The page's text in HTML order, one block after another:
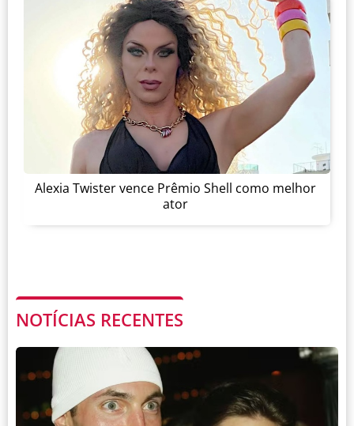
Alexia Twister vence Prêmio Shell como melhor
ator
NOTÍCIAS RECENTES